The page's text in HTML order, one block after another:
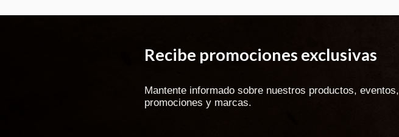
Recibe promociones exclusivas
Mantente informado sobre nuestros productos, eventos,
promociones y marcas.